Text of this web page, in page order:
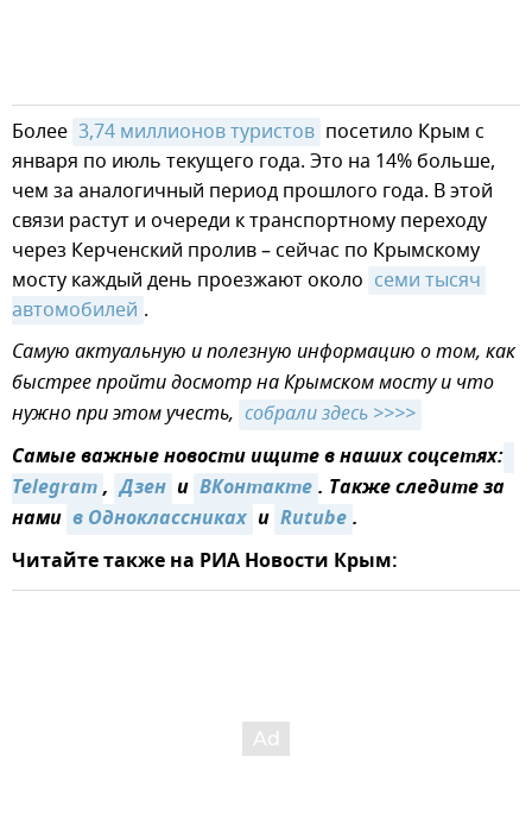
Более 3,74 миллионов туристов посетило Крым с
января по июль текущего года. Это на 14% больше,
чем за аналогичный период прошлого года. В этой
связи растут и очереди к транспортному переходу
через Керченский пролив – сейчас по Крымскому
мосту каждый день проезжают около семи тысяч
автомобилей .
Самую актуальную и полезную информацию о том, как
быстрее пройти досмотр на Крымском мосту и что
нужно при этом учесть, собрали здесь >>>>
Самые важные новости ищите в наших соцсетях:
Telegram, Дзен и ВКонтакте. Также следите за
нами в Одноклассниках и Rutube.
Читайте также на РИА Новости Крым: